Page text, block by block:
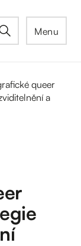
Menu
queer
a